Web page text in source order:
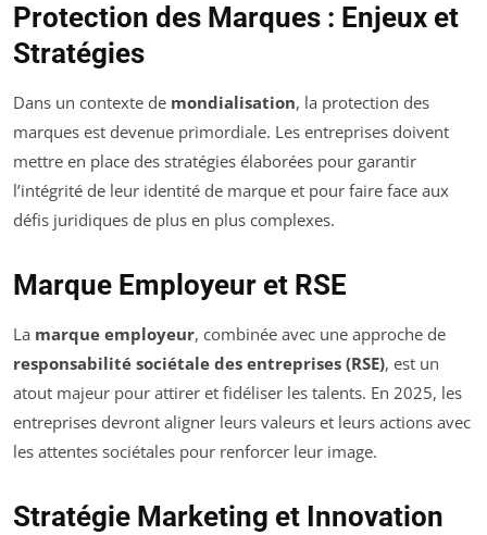
Protection des Marques : Enjeux et
Stratégies
Dans un contexte de mondialisation, la protection des
marques est devenue primordiale. Les entreprises doivent
mettre en place des stratégies élaborées pour garantir
l’intégrité de leur identité de marque et pour faire face aux
défis juridiques de plus en plus complexes.
Marque Employeur et RSE
La marque employeur, combinée avec une approche de
responsabilité sociétale des entreprises (RSE), est un
atout majeur pour attirer et fidéliser les talents. En 2025, les
entreprises devront aligner leurs valeurs et leurs actions avec
les attentes sociétales pour renforcer leur image.
Stratégie Marketing et Innovation